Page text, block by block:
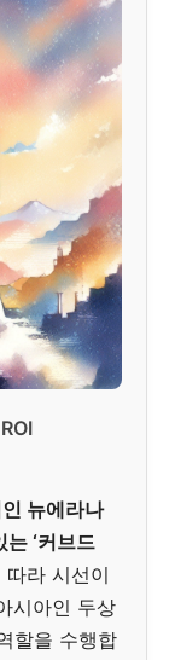
뉴에라나
‘커브드
라 시선이
시아인 두상
할을 수행합